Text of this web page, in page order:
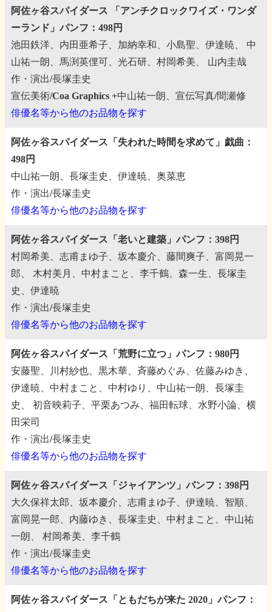
阿佐ヶ谷スパイダース 「アンチクロックワイズ・ワンダ
ーランド」パンフ：498円
池田鉄洋、内田亜希子、加納幸和、小島聖、伊達暁、
中
山祐一朗、馬渕英俚可、光石研、村岡希美、
山内圭哉
作・演出/長塚圭史
宣伝美術/Coa Graphics +中山祐一朗、宣伝写真/間瀬修
俳優名等から他のお品物を探す
阿佐ヶ谷スパイダース「失われた時間を求めて」戯曲：
498円
中山祐一朗、長塚圭史、伊達暁、奥菜恵
作・演出/長塚圭史
俳優名等から他のお品物を探す
阿佐ヶ谷スパイダース「老いと建築」パンフ：398円
村岡希美、志甫まゆ子、坂本慶介、藤間爽子、富岡晃一
郎、
木村美月、中村まこと、李千鶴、森一生、長塚圭
史、伊達暁
作・演出/長塚圭史
俳優名等から他のお品物を探す
阿佐ヶ谷スパイダース「荒野に立つ」パンフ：980円
安藤聖、川村紗也、黒木華、斉藤めぐみ、佐藤みゆき、
伊達暁、中村まこと、中村ゆり、中山祐一朗、長塚圭
史、
初音映莉子、平栗あつみ、福田転球、水野小論、横
田栄司
作・演出/長塚圭史
俳優名等から他のお品物を探す
阿佐ヶ谷スパイダース「ジャイアンツ」パンフ：398円
大久保祥太郎、坂本慶介、志甫まゆ子、伊達暁、智順、
富岡晃一郎、内藤ゆき、長塚圭史、中村まこと、中山祐
一朗、
村岡希美、李千鶴
作・演出/長塚圭史
俳優名等から他のお品物を探す
阿佐ヶ谷スパイダース「ともだちが来た 2020」パンフ：